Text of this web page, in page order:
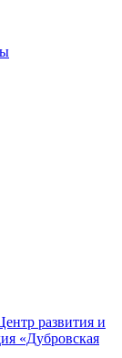
развития и
«Дубровская